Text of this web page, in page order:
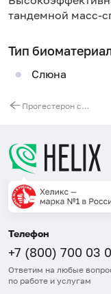
тандемной масс-
Тип
Слюна
Прогестерон свободный в слюне, ВЭЖХ
Телефон
+7 (800) 700 03
Ответим на любые
по работе и услугам